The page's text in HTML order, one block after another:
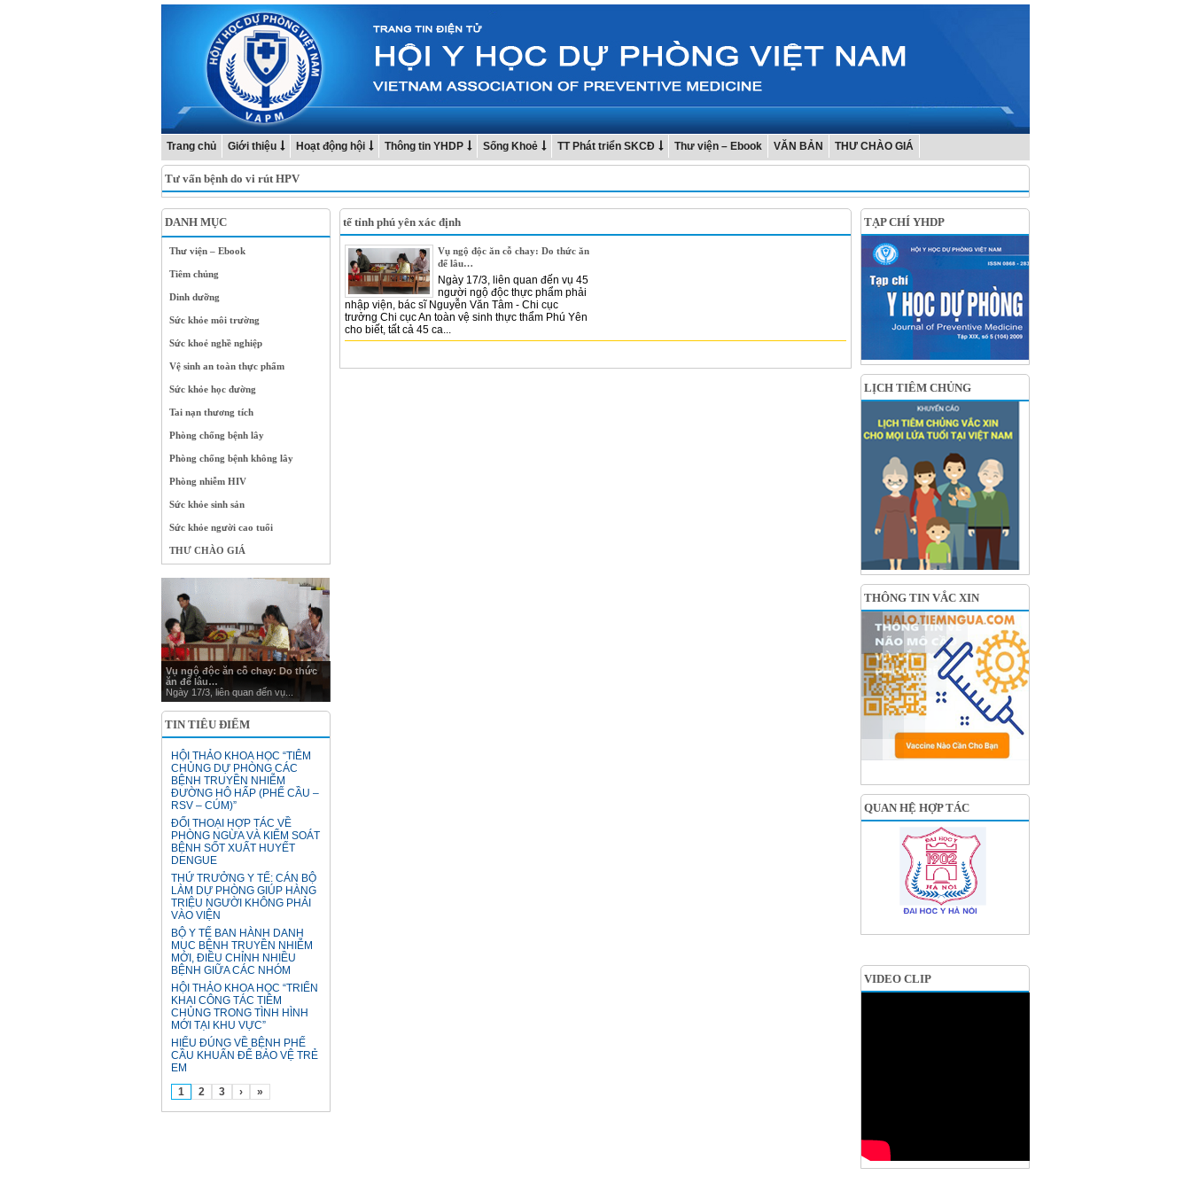
Trang chủ Giới thiệu Hoạt động hội Thông tin YHDP Sống Khoẻ TT Phát triển SKCĐ Thư viện – Ebook VĂN BẢN THƯ CHÀO GIÁ
Tư vấn bệnh do vi rút HPV
DANH MỤC
Thư viện – Ebook
Tiêm chủng
Dinh dưỡng
Sức khỏe môi trường
Sức khoẻ nghề nghiệp
Vệ sinh an toàn thực phẩm
Sức khỏe học đường
Tai nạn thương tích
Phòng chống bệnh lây
Phòng chống bệnh không lây
Phòng nhiễm HIV
Sức khỏe sinh sản
Sức khỏe người cao tuổi
THƯ CHÀO GIÁ
Vụ ngộ độc ăn cỗ chay: Do thức
ăn để lâu…
Ngày 17/3, liên quan đến vụ...
TIN TIÊU ĐIỂM
HỘI THẢO KHOA HỌC “TIÊM
CHỦNG DỰ PHÒNG CÁC
BỆNH TRUYỀN NHIỄM
ĐƯỜNG HÔ HẤP (PHẾ CẦU –
RSV – CÚM)”
ĐỐI THOẠI HỢP TÁC VỀ
PHÒNG NGỪA VÀ KIỂM SOÁT
BỆNH SỐT XUẤT HUYẾT
DENGUE
THỨ TRƯỞNG Y TẾ: CÁN BỘ
LÀM DỰ PHÒNG GIÚP HÀNG
TRIỆU NGƯỜI KHÔNG PHẢI
VÀO VIỆN
BỘ Y TẾ BAN HÀNH DANH
MỤC BỆNH TRUYỀN NHIỄM
MỚI, ĐIỀU CHỈNH NHIỀU
BỆNH GIỮA CÁC NHÓM
HỘI THẢO KHOA HỌC “TRIỂN
KHAI CÔNG TÁC TIÊM
CHỦNG TRONG TÌNH HÌNH
MỚI TẠI KHU VỰC”
HIỂU ĐÚNG VỀ BỆNH PHẾ
CẦU KHUẨN ĐỂ BẢO VỆ TRẺ
EM
1
2 3 › »
tế tỉnh phú yên xác định
Vụ ngộ độc ăn cỗ chay: Do thức ăn
để lâu…
Ngày 17/3, liên quan đến vụ 45
người ngộ độc thực phẩm phải
nhập viện, bác sĩ Nguyễn Văn Tâm - Chi cục
trưởng Chi cục An toàn vệ sinh thực thẩm Phú Yên
cho biết, tất cả 45 ca...
TẠP CHÍ YHDP
LỊCH TIÊM CHỦNG
THÔNG TIN VẮC XIN
QUAN HỆ HỢP TÁC
VIDEO CLIP